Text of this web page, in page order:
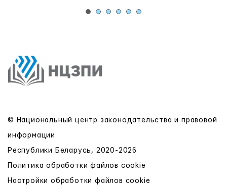
© Национальный центр законодательства и правовой
информации
Республики Беларусь, 2020-2026
Политика обработки файлов cookie
Настройки обработки файлов cookie